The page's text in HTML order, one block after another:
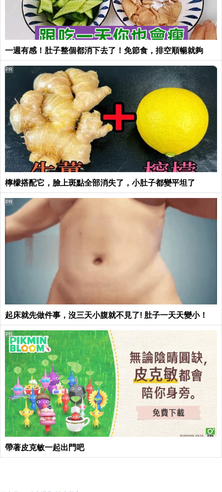
一週有感！肚子整個都消下去了！免節食，排空順暢就夠
檸檬搭配它，臉上斑點全部消失了，小肚子都變平坦了
PR
起床就先做件事，沒三天小腹就不見了! 肚子一天天變小！
PR
帶著皮克敏一起出門吧
PR